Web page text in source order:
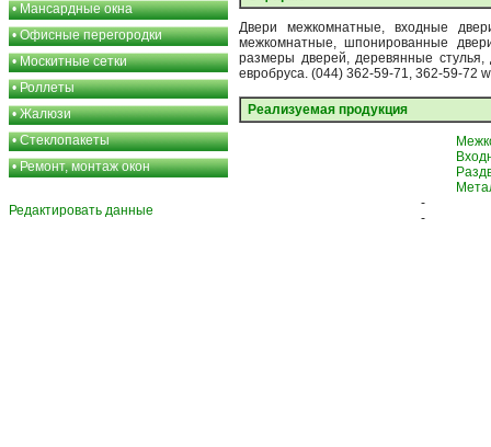
•Мансардные окна
•Офисные перегородки
•Москитные сетки
•Роллеты
•Жалюзи
•Стеклопакеты
•Ремонт, монтаж окон
Двери межкомнатные, входные
межкомнатные, шпонированные
размеры дверей, деревянные стулья,
евробруса. (044) 362-59-71, 362-59-72
Реализуемая продукция
Редактировать данные
-
-